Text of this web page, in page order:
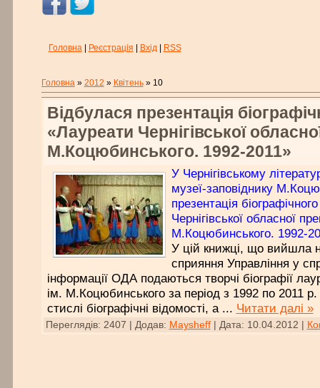
Головна| Реєстрація Вхід| RSS
Головна» 2012 » Квітень » 10
Відбулася презентація
«Лауреати Чернігівської
М.Коцюбинського. 1992-2011»
У Чернігівському
музеї-заповіднику
презентація
Чернігівської обласної
М.Коцюбинського. 1992-
У цій книжці, що вийшла
сприяння Управління у
інформації ОДА подаються творчі біографії
ім. М.Коцюбинського за період з 1992 по 2011
стислі біографічні відомості, а ... Читати далі »
Переглядів: 2407 Додав: Maysheff| Дата: 10.04.2012